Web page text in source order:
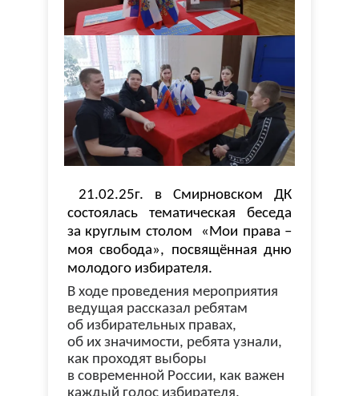
21.02.25г. в Смирновском ДК
состоялась тематическая беседа
за круглым столом «Мои права –
моя свобода», посвящённая дню
молодого избирателя.
В ходе проведения мероприятия
ведущая рассказал ребятам
об избирательных правах,
об их значимости, ребята узнали,
как проходят выборы
в современной России, как важен
каждый голос избирателя.